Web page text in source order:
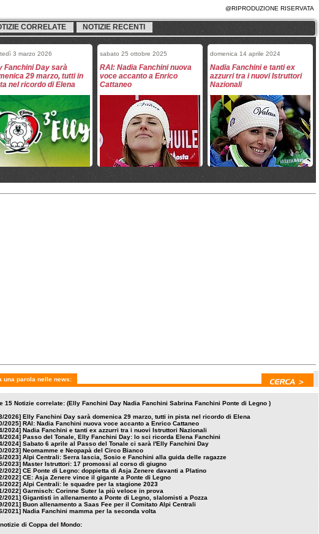
@RIPRODUZIONE RISERVATA
CORRELATE NOTIZIE RECENTI
3 marzo 2026
Fanchini Day sarà
29 marzo, tutti in
nel ricordo di Elena
sabato 25 ottobre 2025
RAI: Nadia Fanchini nuova
voce accanto a Enrico
Cattaneo
domenica 14 aprile 2024
Nadia Fanchini e tanti ex
azzurri tra i nuovi Istruttori
Nazionali
una parola nelle news:
15 Notizie correlate: (Elly Fanchini Day Nadia Fanchini Sabrina Fanchini Ponte di Legno )
2026] Elly Fanchini Day sarà domenica 29 marzo, tutti in pista nel ricordo di Elena
2025] RAI: Nadia Fanchini nuova voce accanto a Enrico Cattaneo
2024] Nadia Fanchini e tanti ex azzurri tra i nuovi Istruttori Nazionali
2024] Passo del Tonale, Elly Fanchini Day: lo sci ricorda Elena Fanchini
2024] Sabato 6 aprile al Passo del Tonale ci sarà l'Elly Fanchini Day
2023] Neomamme e Neopapà del Circo Bianco
2023] Alpi Centrali: Serra lascia, Sosio e Fanchini alla guida delle ragazze
2023] Master Istruttori: 17 promossi al corso di giugno
2022] CE Ponte di Legno: doppietta di Asja Zenere davanti a Platino
2022] CE: Asja Zenere vince il gigante a Ponte di Legno
2022] Alpi Centrali: le squadre per la stagione 2023
2022] Garmisch: Corinne Suter la più veloce in prova
2021] Gigantisti in allenamento a Ponte di Legno, slalomisti a Pozza
2021] Buon allenamento a Saas Fee per il Comitato Alpi Centrali
2021] Nadia Fanchini mamma per la seconda volta
di Coppa del Mondo: